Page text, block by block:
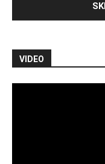
VIDEO